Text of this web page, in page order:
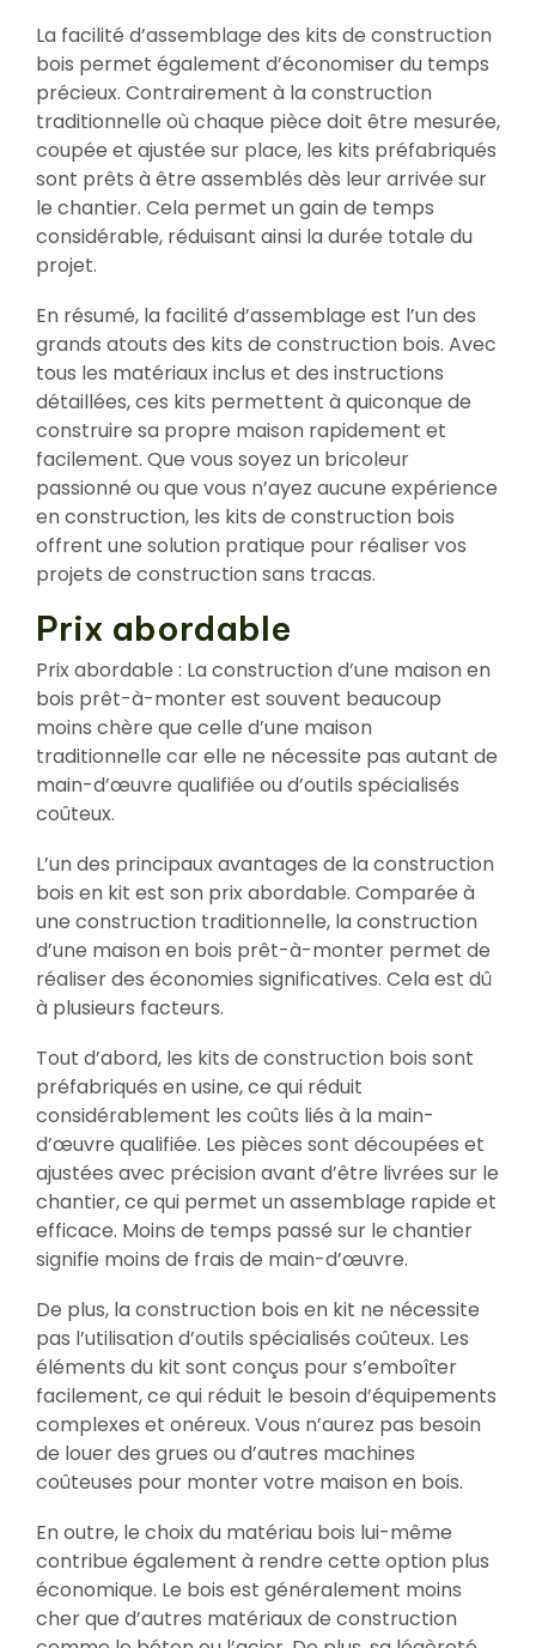
La facilité d’assemblage des kits de construction
bois permet également d’économiser du temps
précieux. Contrairement à la construction
traditionnelle où chaque pièce doit être mesurée,
coupée et ajustée sur place, les kits préfabriqués
sont prêts à être assemblés dès leur arrivée sur
le chantier. Cela permet un gain de temps
considérable, réduisant ainsi la durée totale du
projet.
En résumé, la facilité d’assemblage est l’un des
grands atouts des kits de construction bois. Avec
tous les matériaux inclus et des instructions
détaillées, ces kits permettent à quiconque de
construire sa propre maison rapidement et
facilement. Que vous soyez un bricoleur
passionné ou que vous n’ayez aucune expérience
en construction, les kits de construction bois
offrent une solution pratique pour réaliser vos
projets de construction sans tracas.
Prix abordable
Prix abordable : La construction d’une maison en
bois prêt-à-monter est souvent beaucoup
moins chère que celle d’une maison
traditionnelle car elle ne nécessite pas autant de
main-d’œuvre qualifiée ou d’outils spécialisés
coûteux.
L’un des principaux avantages de la construction
bois en kit est son prix abordable. Comparée à
une construction traditionnelle, la construction
d’une maison en bois prêt-à-monter permet de
réaliser des économies significatives. Cela est dû
à plusieurs facteurs.
Tout d’abord, les kits de construction bois sont
préfabriqués en usine, ce qui réduit
considérablement les coûts liés à la main-
d’œuvre qualifiée. Les pièces sont découpées et
ajustées avec précision avant d’être livrées sur le
chantier, ce qui permet un assemblage rapide et
efficace. Moins de temps passé sur le chantier
signifie moins de frais de main-d’œuvre.
De plus, la construction bois en kit ne nécessite
pas l’utilisation d’outils spécialisés coûteux. Les
éléments du kit sont conçus pour s’emboîter
facilement, ce qui réduit le besoin d’équipements
complexes et onéreux. Vous n’aurez pas besoin
de louer des grues ou d’autres machines
coûteuses pour monter votre maison en bois.
En outre, le choix du matériau bois lui-même
contribue également à rendre cette option plus
économique. Le bois est généralement moins
cher que d’autres matériaux de construction